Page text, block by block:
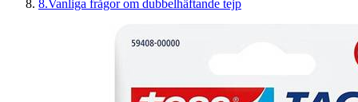
8.Vanliga frågor om dubbelhäftande tejp